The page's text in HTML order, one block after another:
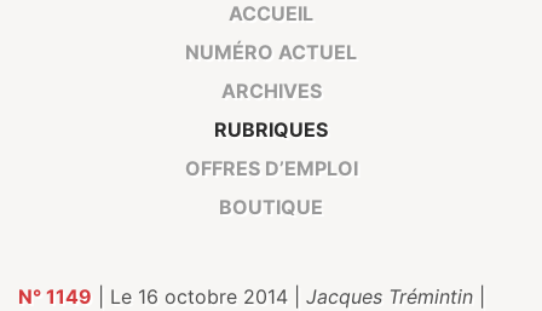
ACCUEIL
NUMÉRO ACTUEL
ARCHIVES
RUBRIQUES
OFFRES D’EMPLOI
BOUTIQUE
N° 1149 | Le 16 octobre 2014 | Jacques Trémintin